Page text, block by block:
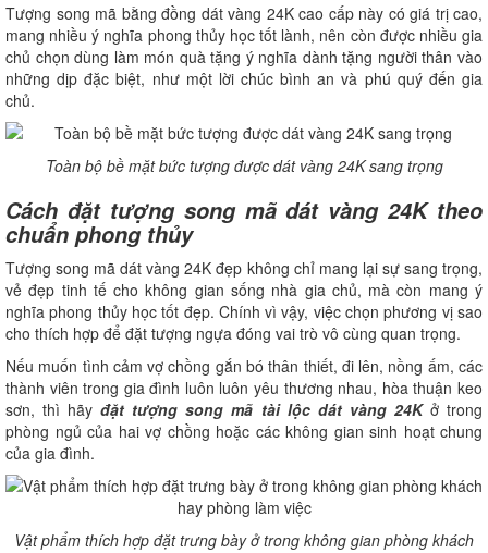
Tượng song mã bằng đồng dát vàng 24K cao cấp này có giá trị cao,
mang nhiều ý nghĩa phong thủy học tốt lành, nên còn được nhiều gia
chủ chọn dùng làm món quà tặng ý nghĩa dành tặng người thân vào
những dịp đặc biệt, như một lời chúc bình an và phú quý đến gia
chủ.
Toàn bộ bề mặt bức tượng được dát vàng 24K sang trọng
Cách đặt tượng song mã dát vàng 24K theo
chuẩn phong thủy
Tượng song mã dát vàng 24K đẹp không chỉ mang lại sự sang trọng,
vẻ đẹp tinh tế cho không gian sống nhà gia chủ, mà còn mang ý
nghĩa phong thủy học tốt đẹp. Chính vì vậy, việc chọn phương vị sao
cho thích hợp để đặt tượng ngựa đóng vai trò vô cùng quan trọng.
Nếu muốn tình cảm vợ chồng gắn bó thân thiết, đi lên, nồng ấm, các
thành viên trong gia đình luôn luôn yêu thương nhau, hòa thuận keo
sơn, thì hãyđặt tượng song mã tài lộc dát vàng 24Kở trong
phòng ngủ của hai vợ chồng hoặc các không gian sinh hoạt chung
của gia đình.
Vật phẩm thích hợp đặt trưng bày ở trong không gian phòng khách